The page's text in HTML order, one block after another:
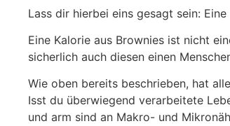
Lass dir hierbei eins gesagt sein:
Eine Kalorie aus Brownies ist nicht
sicherlich auch diesen einen
Wie oben bereits beschrieben, hat
Isst du überwiegend verarbeitete
und arm sind an Makro- und